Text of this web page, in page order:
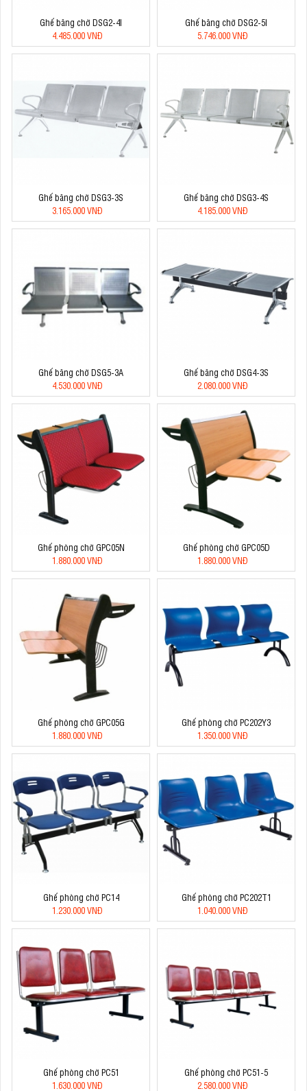
Ghế băng chờ DSG2-4I
4.485.000 VNĐ
Ghế băng chờ DSG2-5I
5.746.000 VNĐ
Ghế băng chờ DSG3-3S
3.165.000 VNĐ
Ghế băng chờ DSG3-4S
4.185.000 VNĐ
Ghế băng chờ DSG5-3A
4.530.000 VNĐ
Ghế băng chờ DSG4-3S
2.080.000 VNĐ
Ghế phòng chờ GPC05N
1.880.000 VNĐ
Ghế phòng chờ GPC05D
1.880.000 VNĐ
Ghế phòng chờ GPC05G
1.880.000 VNĐ
Ghế phòng chờ PC202Y3
1.350.000 VNĐ
Ghế phòng chờ PC14
1.230.000 VNĐ
Ghế phòng chờ PC202T1
1.040.000 VNĐ
Ghế phòng chờ PC51
1.630.000 VNĐ
Ghế phòng chờ PC51-5
2.580.000 VNĐ